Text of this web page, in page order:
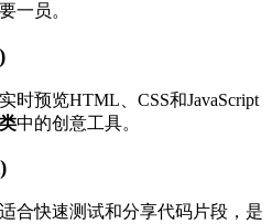
一员。
时预览HTML、CSS和JavaScript
中的创意工具。
合快速测试和分享代码片段，是